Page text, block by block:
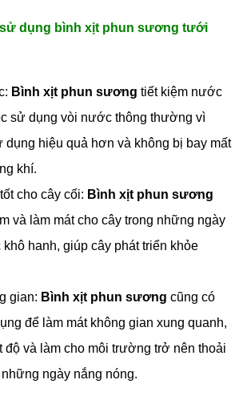
dụng bình xịt phun sương tưới
Bình xịt phun sương tiết kiệm nước
sử dụng vòi nước thông thường vì
hiệu quả hơn và không bị bay mất
khí.
cho cây cối: Bình xịt phun sương
và làm mát cho cây trong những ngày
hanh, giúp cây phát triển khỏe
gian: Bình xịt phun sương cũng có
để làm mát không gian xung quanh,
độ và làm cho môi trường trở nên thoải
ngày nắng nóng.